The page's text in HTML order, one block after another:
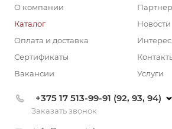
О компании
Каталог
Оплата и доставка
Сертификаты
Вакансии
Новости
Услуги
+375 17 513-99-91 (92, 93, 94)
Заказать звонок